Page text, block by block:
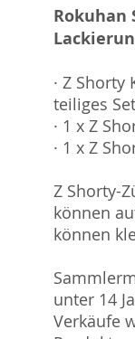
Rokuhan
· Z
teiliges
· 1 x Z
· 1 x Z
Z Shorty-
können
können
unter 14
Verkäufe